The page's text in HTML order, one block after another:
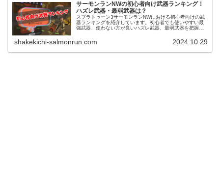
サーモンランNWの初心者向け武器ランキング！
ハズレ武器・最弱武器は？
スプラトゥーン3サーモンランNWにおける初心者向けの武
器ランキングを紹介しています。初心者でも使いやすい最
強武器、使わない方が良いハズレ武器、最弱武器を把握し
shakekichi-salmonrun.com 2024.10.29